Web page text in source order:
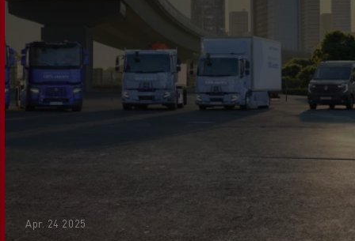
Apr. 24 2025